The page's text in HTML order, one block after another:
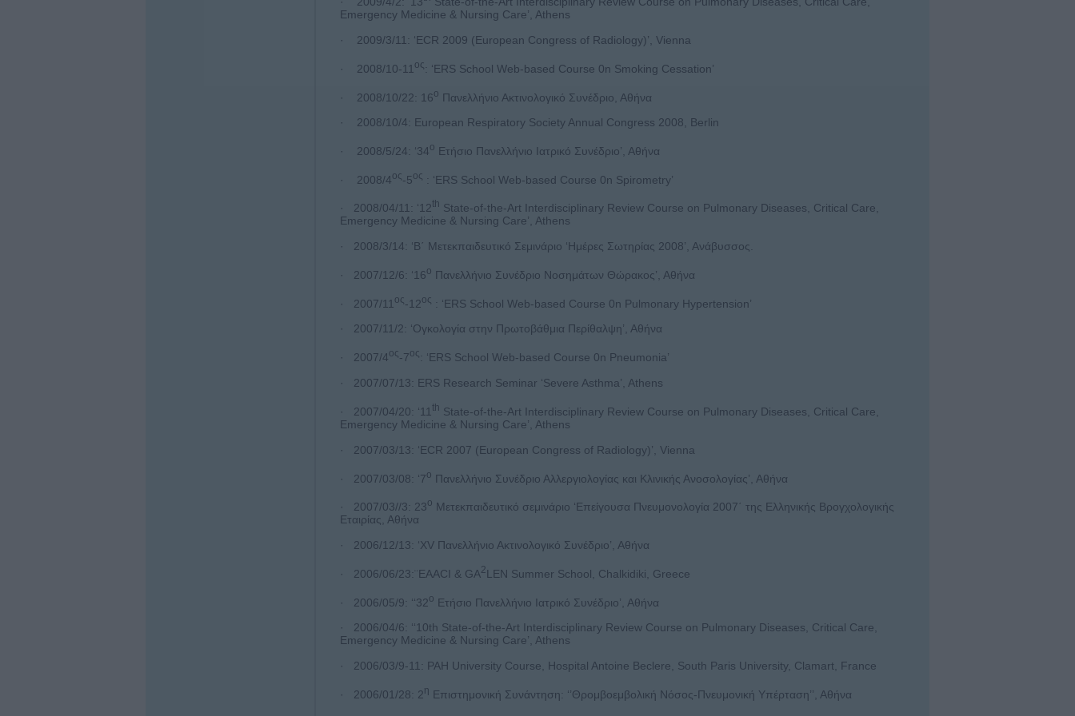
Emergency Medicine & Nursing Care’, Athens
· 2009/3/11: ‘ECR 2009 (European Congress of Radiology)’, Vienna
· 2008/10-11 ος: ‘ERS School Web-based Course 0n Smoking Cessation’
· 2008/10/22: 16ο Πανελλήνιο Ακτινολογικό Συνέδριο, Αθήνα
· 2008/10/4: European Respiratory Society Annual Congress 2008, Berlin
· 2008/5/24: ‘34ο Ετήσιο Πανελλήνιο Ιατρικό Συνέδριο’, Αθήνα
· 2008/4ος-5ος : ‘ERS School Web-based Course 0n Spirometry’
· 2008/04/11: ‘12 th State-of-the-Art Interdisciplinary Review Course on Pulmonary Diseases, Critical Care,
Emergency Medicine & Nursing Care’, Athens
· 2008/3/14: ‘Β΄ Μετεκπαιδευτικό Σεμινάριο ‘Ημέρες Σωτηρίας 2008’, Ανάβυσσος.
· 2007/12/6: ‘16ο Πανελλήνιο Συνέδριο Νοσημάτων Θώρακος’, Αθήνα
· 2007/11 ος-12ος : ‘ERS School Web-based Course 0n Pulmonary Hypertension’
· 2007/11/2: ‘Ογκολογία στην Πρωτοβάθμια Περίθαλψη’, Αθήνα
· 2007/4ος-7ος: ‘ERS School Web-based Course 0n Pneumonia’
· 2007/07/13: ERS Research Seminar ‘Severe Asthma’, Athens
· 2007/04/20: ‘11 th State-of-the-Art Interdisciplinary Review Course on Pulmonary Diseases, Critical Care,
Emergency Medicine & Nursing Care’, Athens
· 2007/03/13: ‘ECR 2007 (European Congress of Radiology)’, Vienna
· 2007/03/08: ‘7ο Πανελλήνιο Συνέδριο Αλλεργιολογίας και Κλινικής Ανοσολογίας’, Αθήνα
· 2007/03//3: 23ο Μετεκπαιδευτικό σεμινάριο ‘Επείγουσα Πνευμονολογία 2007΄ της Ελληνικής Βρογχολογικής
Εταιρίας, Αθήνα
· 2006/12/13: ‘XV Πανελλήνιο Ακτινολογικό Συνέδριο’, Αθήνα
· 2006/06/23:¨EAACI & GA2LEN Summer School, Chalkidiki, Greece
· 2006/05/9: ‘‘32ο Ετήσιο Πανελλήνιο Ιατρικό Συνέδριο’, Αθήνα
· 2006/04/6: ‘‘10th State-of-the-Art Interdisciplinary Review Course on Pulmonary Diseases, Critical Care,
Emergency Medicine & Nursing Care’, Athens
· 2006/03/9-11: PAH University Course, Hospital Antoine Beclere, South Paris University, Clamart, France
· 2006/01/28: 2η Επιστημονική Συνάντηση: ‘’Θρομβοεμβολική Νόσος-Πνευμονική Υπέρταση’’, Αθήνα